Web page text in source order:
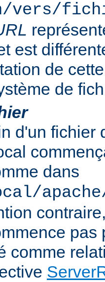
vers/
est
de
de
d'un fichier
dans
pas
comme